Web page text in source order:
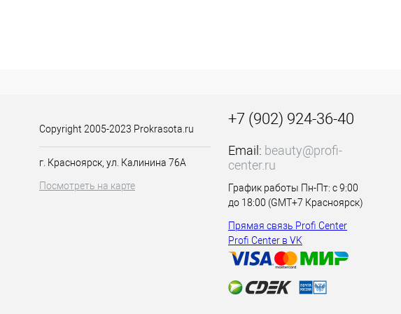
Copyright 2005-2023 Prokrasota.ru
г. Красноярск, ул. Калинина 76А
Посмотреть на карте
+7 (902) 924-36-40
Email: beauty@profi-
center.ru
График работы Пн-Пт: с 9:00
до 18:00 (GMT+7 Красноярск)
Прямая связь Profi Center
Profi Center в VK